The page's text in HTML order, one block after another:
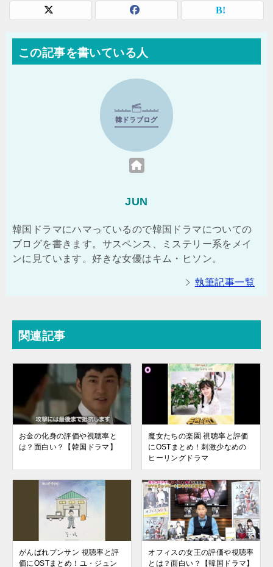
この記事を書いている人
JUN
韓国ドラマにハマっているので韓国ドラマについての
ブログを書きます。サスペンス、ミステリー系をメイ
ンに見ています。好きな女優はキム・ヒソン。
執筆記事一覧
関連記事
お金の化身の評価や視聴率と
は？面白い？【韓国ドラマ】
魔女たちの楽園 視聴率と評価
にOSTまとめ！刺激少なめの
ヒーリングドラマ
がんばれプンサン 視聴率と評
価にOSTまとめ！ユ・ジュン
オフィスの女王の評価や視聴率
とは？面白い？【韓国ドラマ】